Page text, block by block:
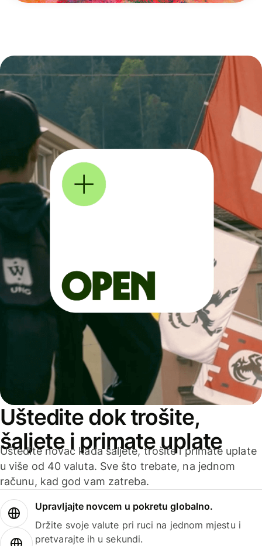
Uštedite dok trošite,
šaljete i primate uplate
Uštedite novac kada šaljete, trošite i primate uplate
u više od 40 valuta. Sve što trebate, na jednom
računu, kad god vam zatreba.
Upravljajte novcem u pokretu globalno.
Držite svoje valute pri ruci na jednom mjestu i
pretvarajte ih u sekundi.